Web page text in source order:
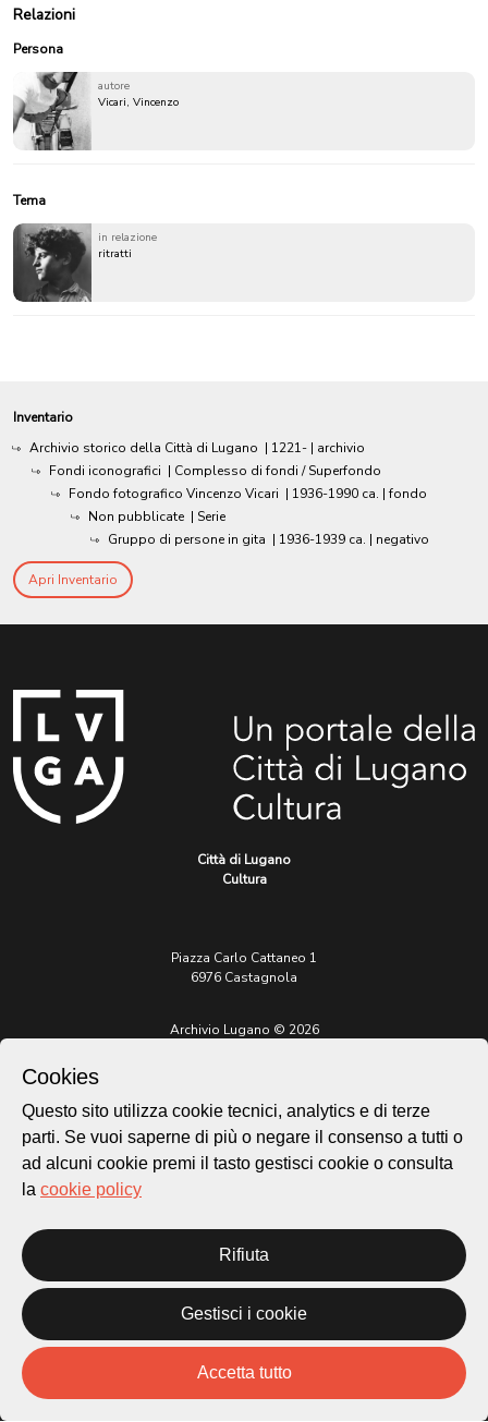
Relazioni
Persona
autore
Vicari, Vincenzo
Tema
in relazione
ritratti
Inventario
Archivio storico della Città di Lugano | 1221- | archivio
Fondi iconografici | Complesso di fondi / Superfondo
Fondo fotografico Vincenzo Vicari | 1936-1990 ca. | fondo
Non pubblicate | Serie
Gruppo di persone in gita | 1936-1939 ca. | negativo
Apri Inventario
Città di Lugano
Cultura
Piazza Carlo Cattaneo 1
6976 Castagnola
Archivio Lugano © 2026
t. +41 58 866 68 50
Sito istituzionale:
lugano.ch
Privacy Policy
Credits
Homepage
Temi
Storie
Novità
Progetti
Cookies
Questo sito utilizza cookie tecnici, analytics e di terze
parti. Se vuoi saperne di più o negare il consenso a tutti o
ad alcuni cookie premi il tasto gestisci cookie o consulta
la cookie policy
Rifiuta
Gestisci i cookie
Accetta tutto